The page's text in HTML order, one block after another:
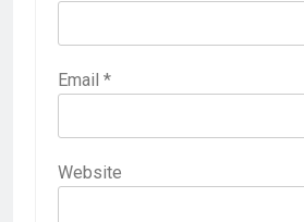
Email *
Website